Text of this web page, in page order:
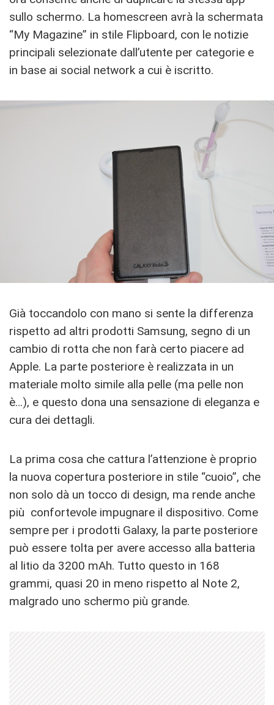
sullo schermo. La homescreen avrà la schermata
“My Magazine” in stile Flipboard, con le notizie
principali selezionate dall’utente per categorie e
in base ai social network a cui è iscritto.
Già toccandolo con mano si sente la differenza
rispetto ad altri prodotti Samsung, segno di un
cambio di rotta che non farà certo piacere ad
Apple. La parte posteriore è realizzata in un
materiale molto simile alla pelle (ma pelle non
è…), e questo dona una sensazione di eleganza e
cura dei dettagli.
La prima cosa che cattura l’attenzione è proprio
la nuova copertura posteriore in stile “cuoio”, che
non solo dà un tocco di design, ma rende anche
più confortevole impugnare il dispositivo. Come
sempre per i prodotti Galaxy, la parte posteriore
può essere tolta per avere accesso alla batteria
al litio da 3200 mAh. Tutto questo in 168
grammi, quasi 20 in meno rispetto al Note 2,
malgrado uno schermo più grande.